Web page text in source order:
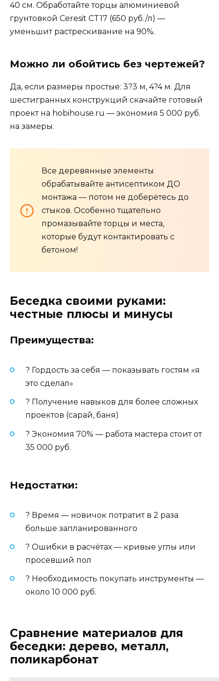
40 см. Обработайте торцы алюминиевой
грунтовкой Ceresit CT17 (650 руб./л) —
уменьшит растрескивание на 90%.
Можно ли обойтись без чертежей?
Да, если размеры простые: 3?3 м, 4?4 м. Для
шестигранных конструкций скачайте готовый
проект на hobihouse.ru — экономия 5 000 руб.
на замеры.
Все деревянные элементы
обрабатывайте антисептиком ДО
монтажа — потом не доберётесь до
стыков. Особенно тщательно
промазывайте торцы и места,
которые будут контактировать с
бетоном!
Беседка своими руками:
честные плюсы и минусы
Преимущества:
? Гордость за себя — показывать гостям «я
это сделал»
? Получение навыков для более сложных
проектов (сарай, баня)
? Экономия 70% — работа мастера стоит от
35 000 руб.
Недостатки:
? Время — новичок потратит в 2 раза
больше запланированного
? Ошибки в расчётах — кривые углы или
просевший пол
? Необходимость покупать инструменты —
около 10 000 руб.
Сравнение материалов для
беседки: дерево, металл,
поликарбонат